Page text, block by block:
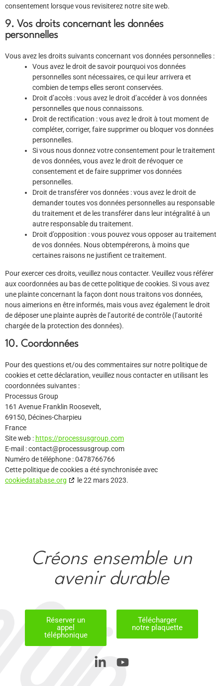
consentement lorsque vous revisiterez notre site web.
9. Vos droits concernant les données
personnelles
Vous avez les droits suivants concernant vos données personnelles :
Vous avez le droit de savoir pourquoi vos données
personnelles sont nécessaires, ce qui leur arrivera et
combien de temps elles seront conservées.
Droit d’accès : vous avez le droit d’accéder à vos données
personnelles que nous connaissons.
Droit de rectification : vous avez le droit à tout moment de
compléter, corriger, faire supprimer ou bloquer vos données
personnelles.
Si vous nous donnez votre consentement pour le traitement
de vos données, vous avez le droit de révoquer ce
consentement et de faire supprimer vos données
personnelles.
Droit de transférer vos données : vous avez le droit de
demander toutes vos données personnelles au responsable
du traitement et de les transférer dans leur intégralité à un
autre responsable du traitement.
Droit d’opposition : vous pouvez vous opposer au traitement
de vos données. Nous obtempérerons, à moins que
certaines raisons ne justifient ce traitement.
Pour exercer ces droits, veuillez nous contacter. Veuillez vous référer
aux coordonnées au bas de cette politique de cookies. Si vous avez
une plainte concernant la façon dont nous traitons vos données,
nous aimerions en être informés, mais vous avez également le droit
de déposer une plainte auprès de l’autorité de contrôle (l’autorité
chargée de la protection des données).
10. Coordonnées
Pour des questions et/ou des commentaires sur notre politique de
cookies et cette déclaration, veuillez nous contacter en utilisant les
coordonnées suivantes :
Processus Group
161 Avenue Franklin Roosevelt,
69150, Décines-Charpieu
France
Site web : https://processusgroup.com
E-mail :contact@processusgroup.com
Numéro de téléphone : 0478766766
Cette politique de cookies a été synchronisée avec
cookiedatabase.org
le 22 mars 2023.
Créons ensemble un
avenir durable
Réserver un
appel
téléphonique
Télécharger
notre plaquette